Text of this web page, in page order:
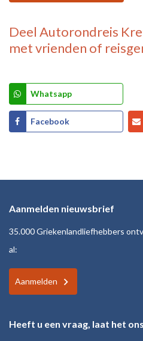
Deel Autorondreis
met vrienden of
Whatsapp
Facebook
Aanmelden nieuwsbrief
35.000 Griekenlandliefhebbers
al:
Aanmelden
Heeft u een vraag, laat het